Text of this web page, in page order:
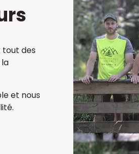
tout des
et nous